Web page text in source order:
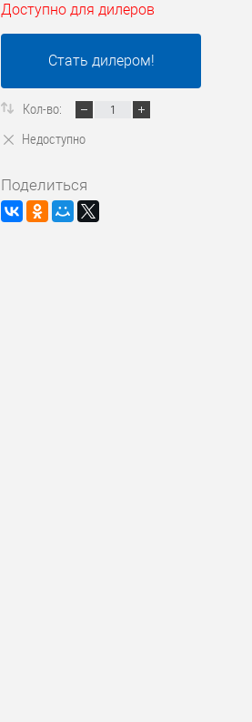
Доступно для дилеров
Стать дилером!
Кол-во:
Недоступно
Поделиться